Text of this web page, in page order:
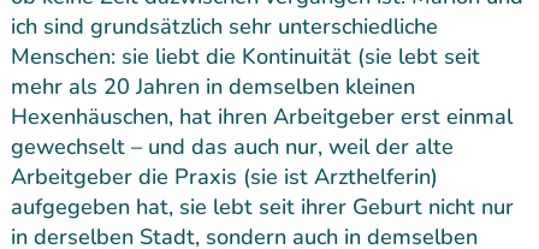
ich sind grundsätzlich sehr unterschiedliche
Menschen: sie liebt die Kontinuität (sie lebt seit
mehr als 20 Jahren in demselben kleinen
Hexenhäuschen, hat ihren Arbeitgeber erst einmal
gewechselt – und das auch nur, weil der alte
Arbeitgeber die Praxis (sie ist Arzthelferin)
aufgegeben hat, sie lebt seit ihrer Geburt nicht nur
in derselben Stadt, sondern auch in demselben